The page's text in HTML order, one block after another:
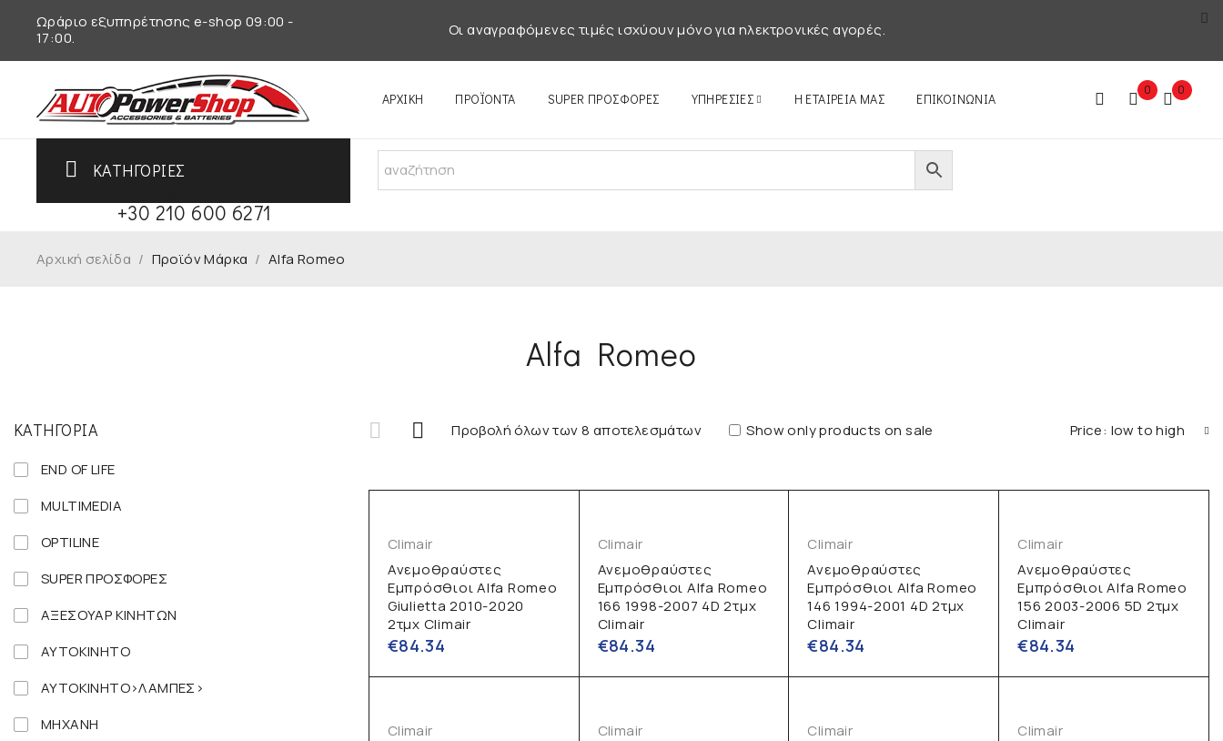
Ωράριο εξυπηρέτησης e-shop 09:00 -
17:00.
Οι αναγραφόμενες τιμές ισχύουν μόνο για ηλεκτρονικές αγορές.
ΑΡΧΙΚΉ ΠΡΟΪΌΝΤΑ SUPER ΠΡΟΣΦΟΡΕΣ ΥΠΗΡΕΣΊΕΣ Η ΕΤΑΙΡΕΊΑ ΜΑΣ ΕΠΙΚΟΙΝΩΝΊΑ
0 0
ΚΑΤΗΓΟΡΙΕΣ
+30 210 600 6271
Alfa Romeo
Αρχική σελίδα / Προϊόν Μάρκα / Alfa Romeo
ΚΑΤΗΓΟΡΊΑ
END OF LIFE
MULTIMEDIA
OPTILINE
SUPER ΠΡΟΣΦΟΡΕΣ
ΑΞΕΣΟΥΑΡ ΚΙΝΗΤΩΝ
ΑΥΤΟΚΙΝΗΤΟ
ΑΥΤΟΚΙΝΗΤΟ>ΛΑΜΠΕΣ>
ΜΗΧΑΝΗ
Προβολή όλων των 8 αποτελεσμάτων Price: low to high
Show only products on sale
Climair
Ανεμοθραύστες
Εμπρόσθιοι Alfa Romeo
Giulietta 2010-2020
2τμχ Climair
€84.34
Climair
Ανεμοθραύστες
Εμπρόσθιοι Alfa Romeo
166 1998-2007 4D 2τμχ
Climair
€84.34
Climair
Ανεμοθραύστες
Εμπρόσθιοι Alfa Romeo
146 1994-2001 4D 2τμχ
Climair
€84.34
Climair
Ανεμοθραύστες
Εμπρόσθιοι Alfa Romeo
156 2003-2006 5D 2τμχ
Climair
€84.34
Climair
Climair
Climair
Climair